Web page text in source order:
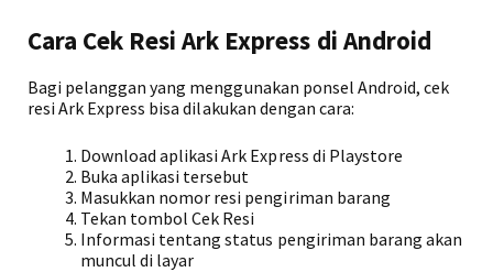
Cara Cek Resi Ark Express di Android
Bagi pelanggan yang menggunakan ponsel Android, cek
resi Ark Express bisa dilakukan dengan cara:
Download aplikasi Ark Express di Playstore
Buka aplikasi tersebut
Masukkan nomor resi pengiriman barang
Tekan tombol Cek Resi
Informasi tentang status pengiriman barang akan
muncul di layar